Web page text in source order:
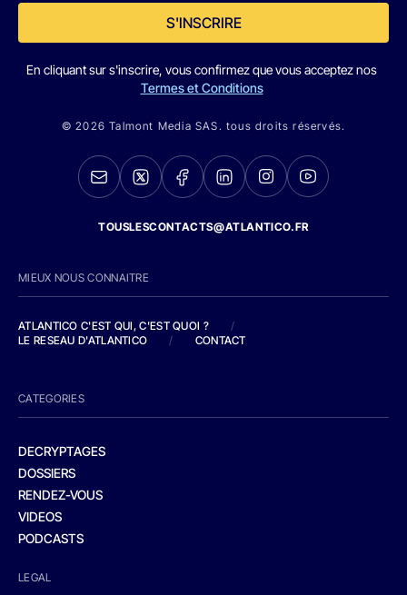
S'INSCRIRE
En cliquant sur s'inscrire, vous confirmez que vous acceptez nos
Termes et Conditions
© 2026 Talmont Media SAS. tous droits réservés.
TOUSLESCONTACTS@ATLANTICO.FR
MIEUX NOUS CONNAITRE
ATLANTICO C'EST QUI, C'EST QUOI ?
/
LE RESEAU D'ATLANTICO
/ CONTACT
CATEGORIES
DECRYPTAGES
DOSSIERS
RENDEZ-VOUS
VIDEOS
PODCASTS
LEGAL